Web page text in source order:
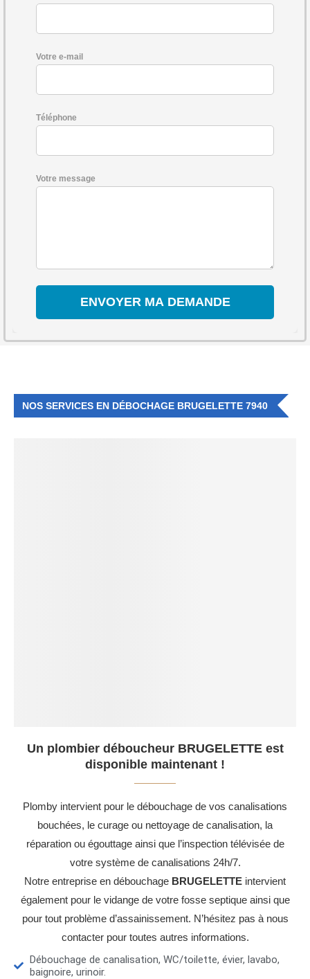
Votre e-mail
Téléphone
Votre message
NOS SERVICES EN DÉBOCHAGE BRUGELETTE 7940
Un plombier déboucheur BRUGELETTE est
disponible maintenant !
Plomby intervient pour le débouchage de vos canalisations
bouchées, le curage ou nettoyage de canalisation, la
réparation ou égouttage ainsi que l’inspection télévisée de
votre système de canalisations 24h/7.
Notre entreprise en débouchage BRUGELETTE intervient
également pour le vidange de votre fosse septique ainsi que
pour tout problème d’assainissement. N’hésitez pas à nous
contacter pour toutes autres informations.
Débouchage de canalisation, WC/toilette, évier, lavabo,
baignoire, urinoir.